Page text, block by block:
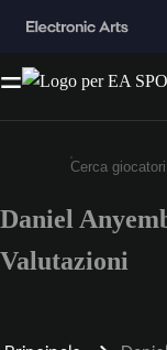
Inserisci
Daniel
Valutazioni